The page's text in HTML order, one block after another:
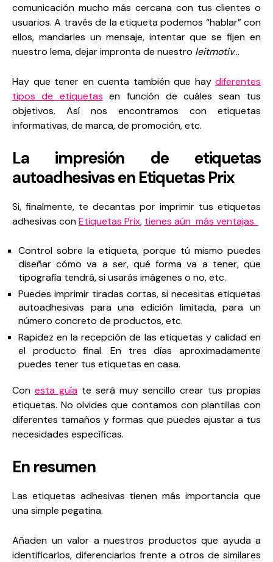
comunicación mucho más cercana con tus clientes o
usuarios. A través de la etiqueta podemos “hablar” con
ellos, mandarles un mensaje, intentar que se fijen en
nuestro lema, dejar impronta de nuestro leitmotiv…
Hay que tener en cuenta también que hay diferentes
tipos de etiquetas en función de cuáles sean tus
objetivos. Así nos encontramos con etiquetas
informativas, de marca, de promoción, etc.
La impresión de etiquetas
autoadhesivas en Etiquetas Prix
Si, finalmente, te decantas por imprimir tus etiquetas
adhesivas conEtiquetas Prix, tienes aún más ventajas.
Control sobre la etiqueta, porque tú mismo puedes
diseñar cómo va a ser, qué forma va a tener, que
tipografía tendrá, si usarás imágenes o no, etc.
Puedes imprimir tiradas cortas, si necesitas etiquetas
autoadhesivas para una edición limitada, para un
número concreto de productos, etc.
Rapidez en la recepción de las etiquetas y calidad en
el producto final. En tres días aproximadamente
puedes tener tus etiquetas en casa.
Con esta guía te será muy sencillo crear tus propias
etiquetas. No olvides que contamos con plantillas con
diferentes tamaños y formas que puedes ajustar a tus
necesidades específicas.
En resumen
Las etiquetas adhesivas tienen más importancia que
una simple pegatina.
Añaden un valor a nuestros productos que ayuda a
identificarlos, diferenciarlos frente a otros de similares